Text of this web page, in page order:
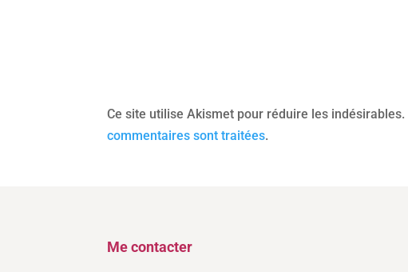
Ce site utilise Akismet pour réduire les indésirables.
commentaires sont traitées.
Me contacter